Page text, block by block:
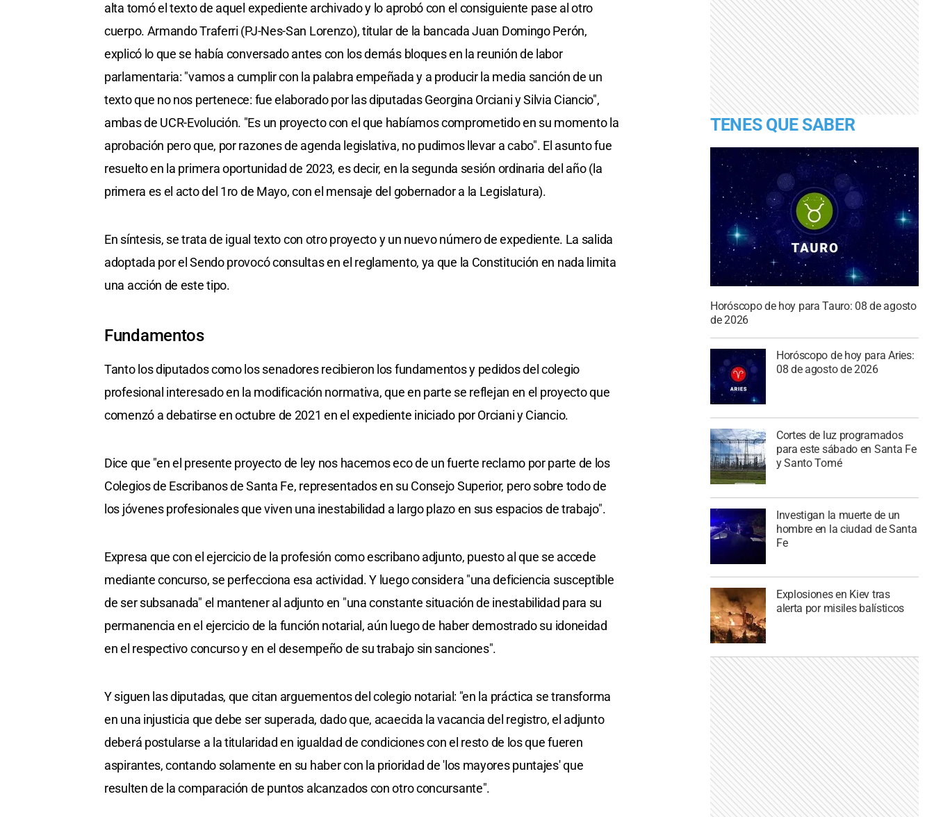
alta tomó el texto de aquel expediente archivado y lo aprobó con el consiguiente pase al otro
cuerpo. Armando Traferri (PJ-Nes-San Lorenzo), titular de la bancada Juan Domingo Perón,
explicó lo que se había conversado antes con los demás bloques en la reunión de labor
parlamentaria: "vamos a cumplir con la palabra empeñada y a producir la media sanción de un
texto que no nos pertenece: fue elaborado por las diputadas Georgina Orciani y Silvia Ciancio",
ambas de UCR-Evolución. "Es un proyecto con el que habíamos comprometido en su momento la
aprobación pero que, por razones de agenda legislativa, no pudimos llevar a cabo". El asunto fue
resuelto en la primera oportunidad de 2023, es decir, en la segunda sesión ordinaria del año (la
primera es el acto del 1ro de Mayo, con el mensaje del gobernador a la Legislatura).
En síntesis, se trata de igual texto con otro proyecto y un nuevo número de expediente. La salida
adoptada por el Sendo provocó consultas en el reglamento, ya que la Constitución en nada limita
una acción de este tipo.
Fundamentos
Tanto los diputados como los senadores recibieron los fundamentos y pedidos del colegio
profesional interesado en la modificación normativa, que en parte se reflejan en el proyecto que
comenzó a debatirse en octubre de 2021 en el expediente iniciado por Orciani y Ciancio.
Dice que "en el presente proyecto de ley nos hacemos eco de un fuerte reclamo por parte de los
Colegios de Escribanos de Santa Fe, representados en su Consejo Superior, pero sobre todo de
los jóvenes profesionales que viven una inestabilidad a largo plazo en sus espacios de trabajo".
Expresa que con el ejercicio de la profesión como escribano adjunto, puesto al que se accede
mediante concurso, se perfecciona esa actividad. Y luego considera "una deficiencia susceptible
de ser subsanada" el mantener al adjunto en "una constante situación de inestabilidad para su
permanencia en el ejercicio de la función notarial, aún luego de haber demostrado su idoneidad
en el respectivo concurso y en el desempeño de su trabajo sin sanciones".
Y siguen las diputadas, que citan arguementos del colegio notarial: "en la práctica se transforma
en una injusticia que debe ser superada, dado que, acaecida la vacancia del registro, el adjunto
deberá postularse a la titularidad en igualdad de condiciones con el resto de los que fueren
aspirantes, contando solamente en su haber con la prioridad de 'los mayores puntajes' que
resulten de la comparación de puntos alcanzados con otro concursante".
TENES QUE SABER
Horóscopo de hoy para Tauro: 08 de agosto
de 2026
Horóscopo de hoy para Aries:
08 de agosto de 2026
Cortes de luz programados
para este sábado en Santa Fe
y Santo Tomé
Investigan la muerte de un
hombre en la ciudad de Santa
Fe
Explosiones en Kiev tras
alerta por misiles balísticos